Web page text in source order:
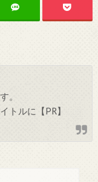
。
トルに【PR】